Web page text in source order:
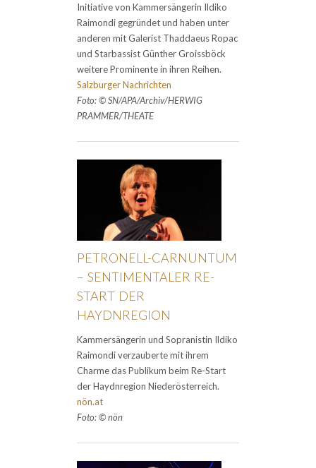
Initiative von Kammersängerin Ildiko
Raimondi gegründet und haben unter
anderen mit Galerist Thaddaeus Ropac
und Starbassist Günther Groissböck
weitere Prominente in ihren Reihen.
Salzburger Nachrichten
Foto: © SN/APA/Archiv/HERWIG
PRAMMER/THEATE
PETRONELL-CARNUNTUM
– SENTIMENTALER RE-
START DER
HAYDNREGION
Kammersängerin und Sopranistin Ildiko
Raimondi verzauberte mit ihrem
Charme das Publikum beim Re-Start
der Haydnregion Niederösterreich.
nön.at
Foto: © nön